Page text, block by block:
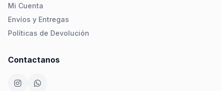
Mi Cuenta
Envíos y Entregas
Políticas de Devolución
Contactanos